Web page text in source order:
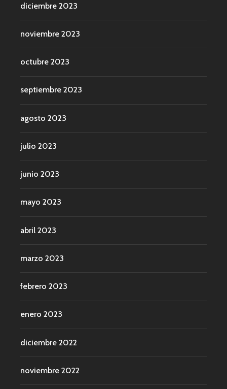
diciembre 2023
noviembre 2023
octubre 2023
septiembre 2023
agosto 2023
julio 2023
junio 2023
mayo 2023
abril 2023
marzo 2023
febrero 2023
enero 2023
diciembre 2022
noviembre 2022